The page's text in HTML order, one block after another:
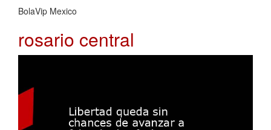
BolaVip Mexico
rosario central